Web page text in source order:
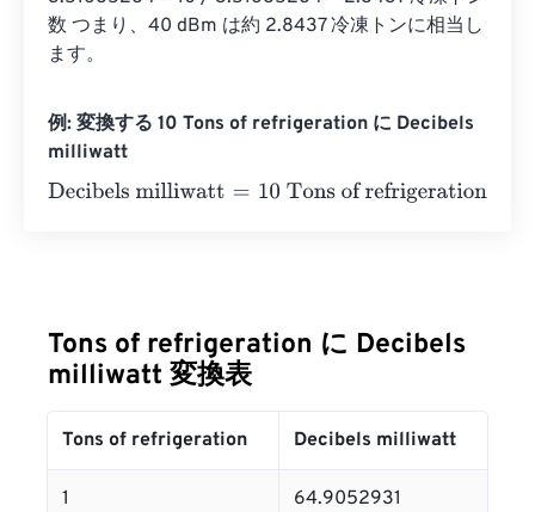
数 つまり、40 dBm は約 2.8437 冷凍トンに相当し
ます。
例: 変換する 10 Tons of refrigeration に Decibels
milliwatt
Decibels milliwatt=10 Tons of refrigeration×64.9052931
Tons of refrigeration に Decibels
milliwatt 変換表
Tons of refrigeration Decibels milliwatt
1 64.9052931